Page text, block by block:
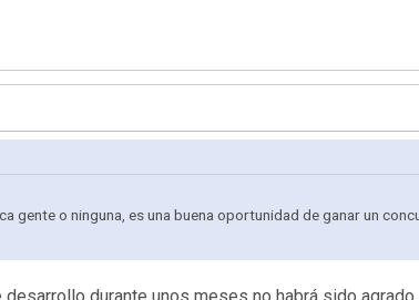
gente o ninguna, es una buena oportunidad de ganar un
durante unos meses no habrá sido